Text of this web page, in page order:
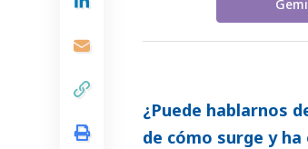
¿Puede hablarnos
de cómo surge y